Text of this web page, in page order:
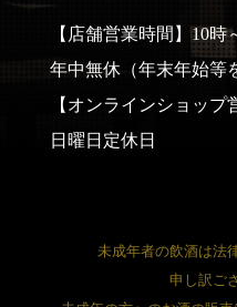
【店舗営業時間】10時
年中無休（年末年始等
【オンラインショップ
日曜日定休日
未成年者の飲酒は法
申し訳ご